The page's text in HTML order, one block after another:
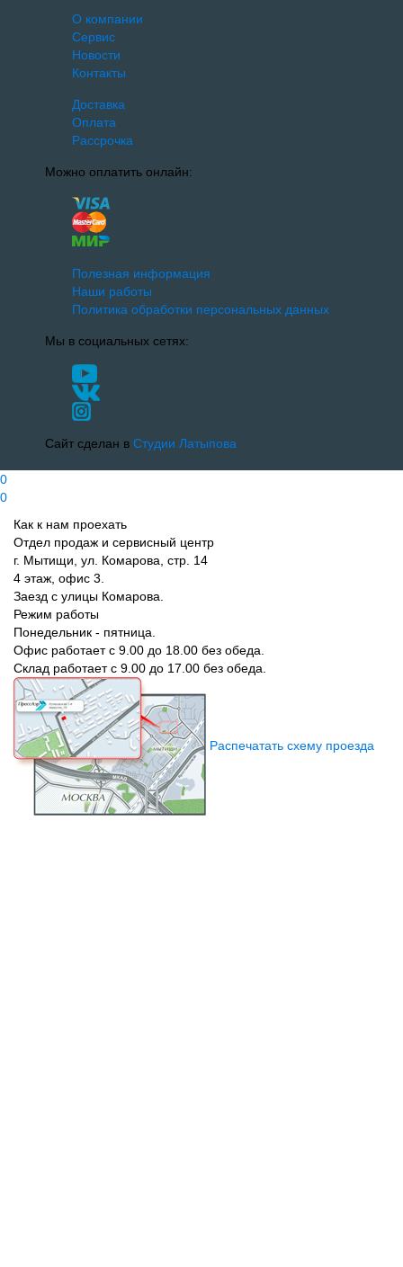
О компании
Сервис
Новости
Контакты
Доставка
Оплата
Рассрочка
Можно оплатить онлайн:
Полезная информация
Наши работы
Политика обработки персональных данных
Мы в социальных сетях:
Сайт сделан в Студии Латыпова
0
0
Как к нам проехать
Отдел продаж и сервисный центр
г. Мытищи, ул. Комарова, стр. 14
4 этаж, офис 3.
Заезд с улицы Комарова.
Режим работы
Понедельник - пятница.
Офис работает с 9.00 до 18.00 без обеда.
Склад работает с 9.00 до 17.00 без обеда.
Распечатать схему проезда